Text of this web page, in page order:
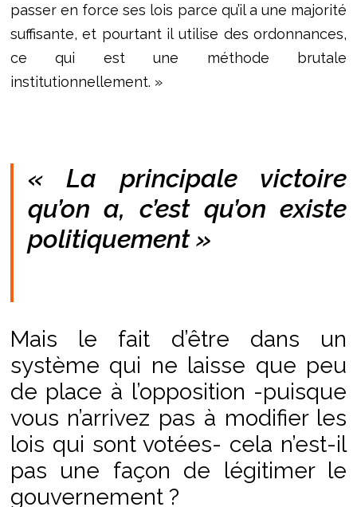
passer en force ses lois parce qu’il a une majorité
suffisante, et pourtant il utilise des ordonnances,
ce qui est une méthode brutale
institutionnellement. »
« La principale victoire
qu’on a, c’est qu’on existe
politiquement »
Mais le fait d’être dans un
système qui ne laisse que peu
de place à l’opposition -puisque
vous n’arrivez pas à modifier les
lois qui sont votées- cela n’est-il
pas une façon de légitimer le
gouvernement ?